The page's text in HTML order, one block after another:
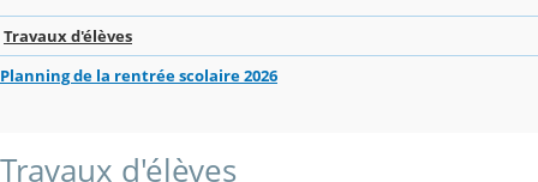
Travaux d'élèves
Planning de la rentrée scolaire 2026
Travaux d'élèves